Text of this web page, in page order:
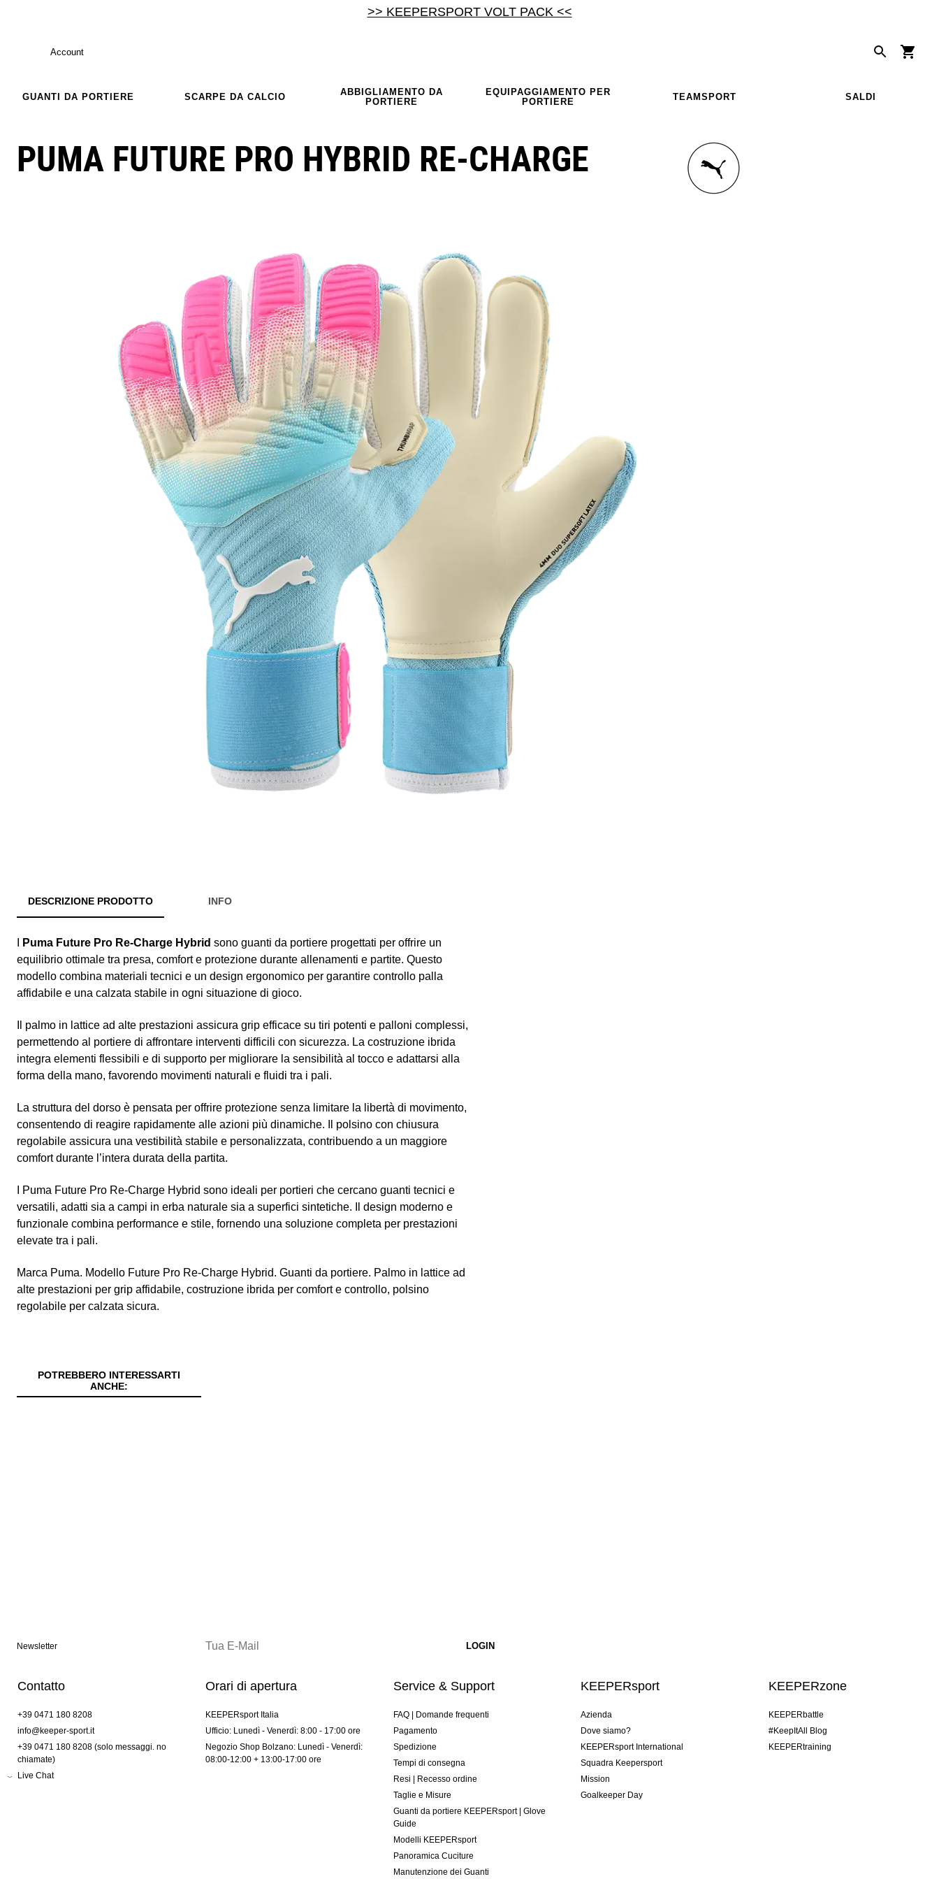
>> KEEPERSPORT VOLT PACK <<
Account
GUANTI DA PORTIERE SCARPE DA CALCIO
ABBIGLIAMENTO DA
PORTIERE
EQUIPAGGIAMENTO PER
PORTIERE
TEAMSPORT SALDI
PUMA FUTURE PRO HYBRID RE-CHARGE
DESCRIZIONE PRODOTTO INFO
Puma Future Pro Re‑Charge Hybrid sono guanti da portiere progettati per offrire un
equilibrio ottimale tra presa, comfort e protezione durante allenamenti e partite. Questo
modello combina materiali tecnici e un design ergonomico per garantire controllo palla
affidabile e una calzata stabile in ogni situazione di gioco.
Il palmo in lattice ad alte prestazioni assicura grip efficace su tiri potenti e palloni complessi,
permettendo al portiere di affrontare interventi difficili con sicurezza. La costruzione ibrida
integra elementi flessibili e di supporto per migliorare la sensibilità al tocco e adattarsi alla
forma della mano, favorendo movimenti naturali e fluidi tra i pali.
La struttura del dorso è pensata per offrire protezione senza limitare la libertà di movimento,
consentendo di reagire rapidamente alle azioni più dinamiche. Il polsino con chiusura
regolabile assicura una vestibilità stabile e personalizzata, contribuendo a un maggiore
comfort durante l’intera durata della partita.
I Puma Future Pro Re‑Charge Hybrid sono ideali per portieri che cercano guanti tecnici e
versatili, adatti sia a campi in erba naturale sia a superfici sintetiche. Il design moderno e
funzionale combina performance e stile, fornendo una soluzione completa per prestazioni
elevate tra i pali.
Marca Puma. Modello Future Pro Re‑Charge Hybrid. Guanti da portiere. Palmo in lattice ad
alte prestazioni per grip affidabile, costruzione ibrida per comfort e controllo, polsino
regolabile per calzata sicura.
POTREBBERO INTERESSARTI
ANCHE:
Newsletter
Contatto
+39 0471 180 8208
info@keeper-sport.it
+39 0471 180 8208 (solo messaggi. no
chiamate)
Live Chat
Orari di apertura
KEEPERsport Italia
Ufficio: Lunedì - Venerdì: 8:00 - 17:00 ore
Negozio Shop Bolzano: Lunedì - Venerdì:
08:00-12:00 + 13:00-17:00 ore
Service & Support
FAQ | Domande frequenti
Pagamento
Spedizione
Tempi di consegna
Resi | Recesso ordine
Taglie e Misure
Guanti da portiere KEEPERsport | Glove
Guide
Modelli KEEPERsport
Panoramica Cuciture
Manutenzione dei Guanti
KEEPERsport
Azienda
Dove siamo?
KEEPERsport International
Squadra Keepersport
Mission
Goalkeeper Day
KEEPERzone
KEEPERbattle
#KeepItAll Blog
KEEPERtraining